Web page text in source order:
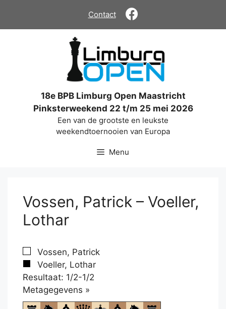
de
Contact
18e BPB Limburg Open Maastricht
Pinksterweekend 22 t/m 25 mei 2026
Een van de grootste en leukste
weekendtoernooien van Europa
Menu
Vossen, Patrick – Voeller,
Lothar
Vossen, Patrick
Voeller, Lothar
Resultaat: 1/2-1/2
Metagegevens »
om